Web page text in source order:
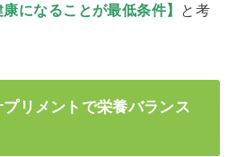
康になることが最低条件】 と考
リメントで栄養バランス